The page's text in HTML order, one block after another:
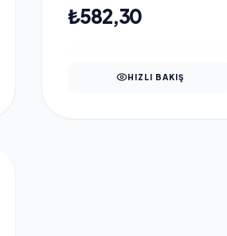
₺582,30
HIZLI BAKIŞ